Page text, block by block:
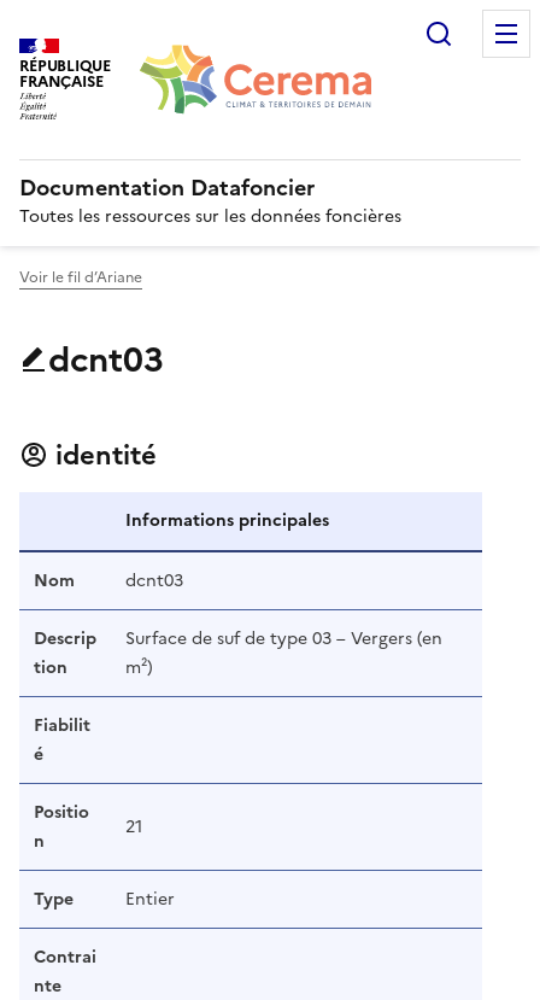
RÉPUBLIQUE
FRANÇAISE
Documentation Datafoncier
Toutes les ressources sur les données foncières
Voir le fil d’Ariane
dcnt03
identité
Informations principales
Nom dcnt03
Descrip
tion
Surface de suf de type 03 – Vergers (en
m²)
Fiabilit
é
Positio
n
21
Type Entier
Contrai
nte